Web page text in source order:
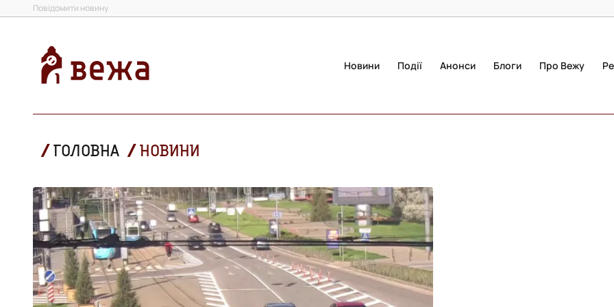
Повідомити новину
Новини Події Анонси Блоги Про Вежу
ГОЛОВНА НОВИНИ